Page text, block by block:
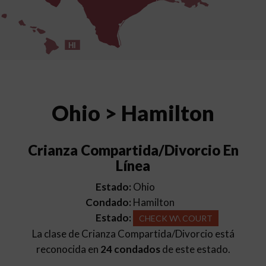
HI
Ohio > Hamilton
Crianza Compartida/Divorcio En
Línea
Estado: Ohio
Condado: Hamilton
Estado:
CHECK W\ COURT
La clase de Crianza Compartida/Divorcio está
reconocida en 24 condadosde este estado.